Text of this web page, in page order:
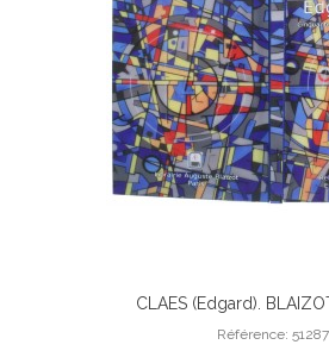
Ajouter Au
CLAES (Edgard).
Edgard Claes, cinquante-
Référence: 51287